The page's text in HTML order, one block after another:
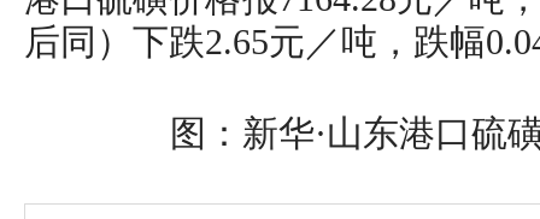
后同）下跌2.65元／吨，跌幅
图：新华·山东港口硫